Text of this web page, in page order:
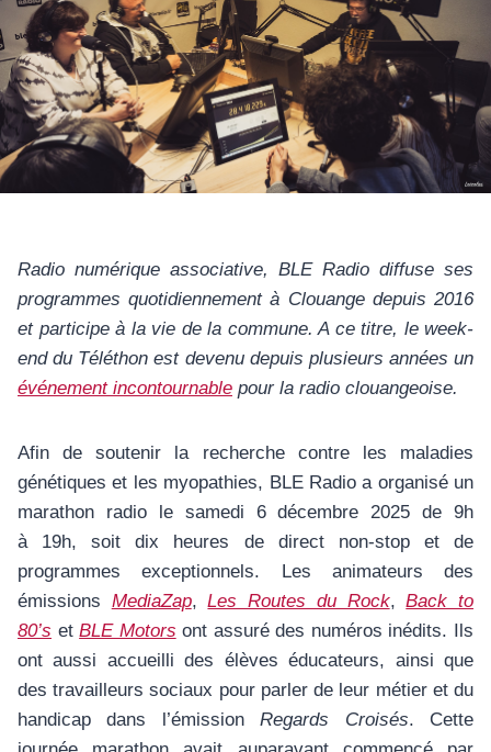
Radio numérique associative, BLE Radio diffuse ses
programmes quotidiennement à Clouange depuis 2016
et participe à la vie de la commune. A ce titre, le week-
end du Téléthon est devenu depuis plusieurs années un
événement incontournable pour la radio clouangeoise.
Afin de soutenir la recherche contre les maladies
génétiques et les myopathies, BLE Radio a organisé un
marathon radio le samedi 6 décembre 2025 de 9h
à 19h, soit dix heures de direct non-stop et de
programmes exceptionnels. Les animateurs des
émissions MediaZap,Les Routes du Rock,Back to
80’s etBLE Motors ont assuré des numéros inédits. Ils
ont aussi accueilli des élèves éducateurs, ainsi que
des travailleurs sociaux pour parler de leur métier et du
handicap dans l’émissionRegards Croisés. Cette